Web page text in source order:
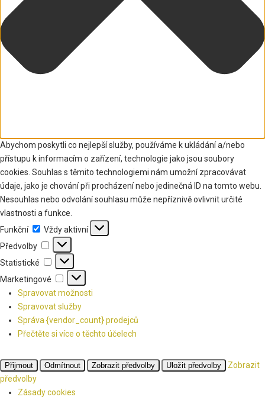
Abychom poskytli co nejlepší služby, používáme k ukládání a/nebo
přístupu k informacím o zařízení, technologie jako jsou soubory
cookies. Souhlas s těmito technologiemi nám umožní zpracovávat
údaje, jako je chování při procházení nebo jedinečná ID na tomto webu.
Nesouhlas nebo odvolání souhlasu může nepříznivě ovlivnit určité
vlastnosti a funkce.
Funkční
Funkční
Vždy aktivní
Předvolby
Předvolby
Statistické Statistické
Marketingové
Marketingové
Spravovat možnosti
Spravovat služby
Správa {vendor_count} prodejců
Přečtěte si více o těchto účelech
Přijmout Odmítnout Zobrazit předvolby Uložit předvolby
Zobrazit
předvolby
Zásady cookies